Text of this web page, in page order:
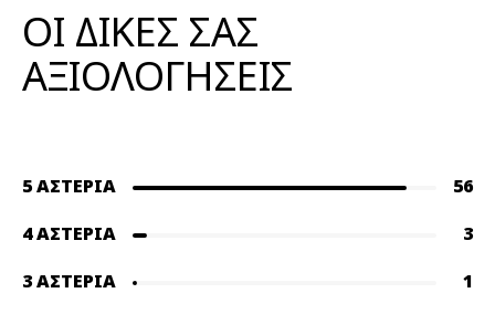
ΟΙ ΔΙΚΕΣ ΣΑΣ
ΑΞΙΟΛΟΓΗΣΕΙΣ
5 ΑΣΤΈΡΙΑ
56
4 ΑΣΤΈΡΙΑ
3
3 ΑΣΤΈΡΙΑ
1